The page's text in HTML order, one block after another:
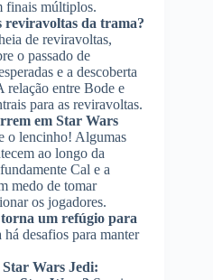
finais múltiplos.
reviravoltas da trama?
de reviravoltas,
o passado de
e a descoberta
relação entre Bode e
para as reviravoltas.
em Star Wars
o lencinho! Algumas
ao longo da
Cal e a
medo de tomar
os jogadores.
um refúgio para
há desafios para manter
Wars Jedi: